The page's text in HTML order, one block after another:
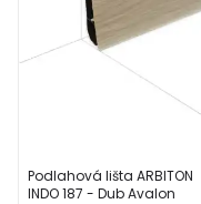
Podlahová lišta ARBITON
INDO 187 - Dub Avalon